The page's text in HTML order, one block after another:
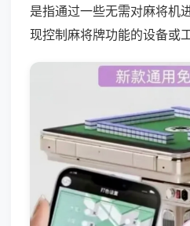
是指通过一些无需对麻将机
现控制麻将牌功能的设备或工